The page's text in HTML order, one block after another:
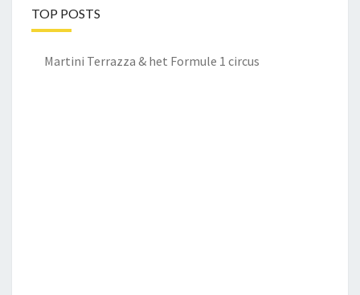
TOP POSTS
Martini Terrazza & het Formule 1 circus